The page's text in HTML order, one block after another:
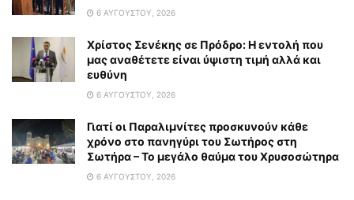
6 ΑΥΓΟΎΣΤΟΥ, 2026
Χρίστος Σενέκης σε Πρόδρο: Η εντολή που
μας αναθέτετε είναι ύψιστη τιμή αλλά και
ευθύνη
6 ΑΥΓΟΎΣΤΟΥ, 2026
Γιατί οι Παραλιμνίτες προσκυνούν κάθε
χρόνο στο πανηγύρι του Σωτήρος στη
Σωτήρα – Το μεγάλο θαύμα του Χρυσοσώτηρα
6 ΑΥΓΟΎΣΤΟΥ, 2026